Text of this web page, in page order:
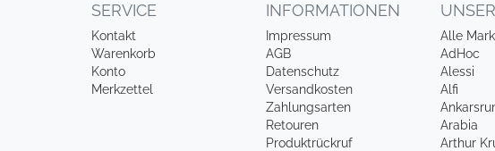
SERVICE
Kontakt
Warenkorb
Konto
Merkzettel
INFORMATIONEN
Impressum
AGB
Datenschutz
Versandkosten
Zahlungsarten
Retouren
Produktrückruf
Alle
AdHoc
Alessi
Alfi
Arabia
Arthur